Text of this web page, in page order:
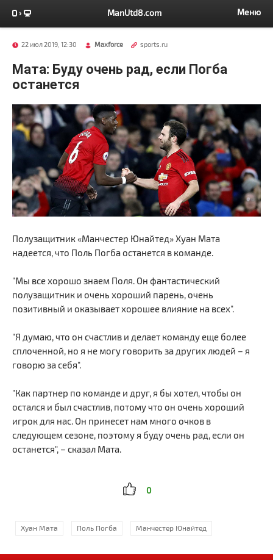
ManUtd8.com Меню
22 июл 2019, 12:30 Maxforce sports.ru
Мата: Буду очень рад, если Погба
останется
Полузащитник «Манчестер Юнайтед» Хуан Мата
надеется, что Поль Погба останется в команде.
"Мы все хорошо знаем Поля. Он фантастический
полузащитник и очень хороший парень, очень
позитивный и оказывает хорошее влияние на всех".
"Я думаю, что он счастлив и делает команду еще более
сплоченной, но я не могу говорить за других людей – я
говорю за себя".
"Как партнер по команде и друг, я бы хотел, чтобы он
остался и был счастлив, потому что он очень хороший
игрок для нас. Он принесет нам много очков в
следующем сезоне, поэтому я буду очень рад, если он
останется", – сказал Мата.
0
Хуан Мата Поль Погба Манчестер Юнайтед